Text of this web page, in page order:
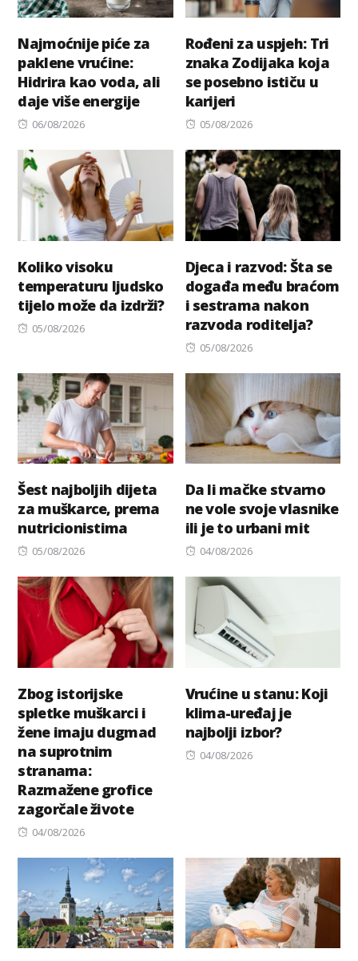
Najmoćnije piće za
paklene vrućine:
Hidrira kao voda, ali
daje više energije
Posted
06/08/2026
Rođeni za uspjeh: Tri
znaka Zodijaka koja
se posebno ističu u
karijeri
Posted
05/08/2026
Koliko visoku
temperaturu ljudsko
tijelo može da izdrži?
Posted
05/08/2026
Djeca i razvod: Šta se
događa među braćom
i sestrama nakon
razvoda roditelja?
Posted
05/08/2026
Šest najboljih dijeta
za muškarce, prema
nutricionistima
Posted
05/08/2026
Da li mačke stvarno
ne vole svoje vlasnike
ili je to urbani mit
Posted
04/08/2026
Zbog istorijske
spletke muškarci i
žene imaju dugmad
na suprotnim
stranama:
Razmažene grofice
zagorčale živote
Posted
04/08/2026
Vrućine u stanu: Koji
klima-uređaj je
najbolji izbor?
Posted
04/08/2026